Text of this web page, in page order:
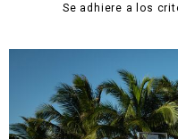
Se adhiere a los